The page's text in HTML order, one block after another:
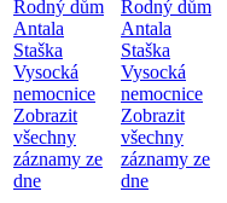
Rodný dům
Antala
Staška
Vysocká
nemocnice
Zobrazit
všechny
záznamy ze
dne
Rodný dům
Antala
Staška
Vysocká
nemocnice
Zobrazit
všechny
záznamy ze
dne